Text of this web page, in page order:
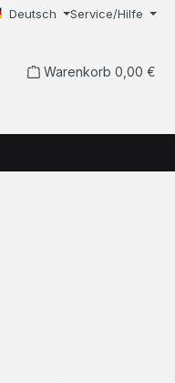
Deutsch Service/Hilfe
dem Merkzettel
Warenkorb 0,00 €